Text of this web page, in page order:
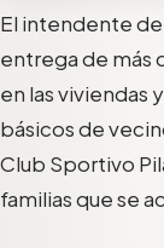
El intendente
entrega de más
en las viviendas
básicos de
Club Sportivo
familias que se